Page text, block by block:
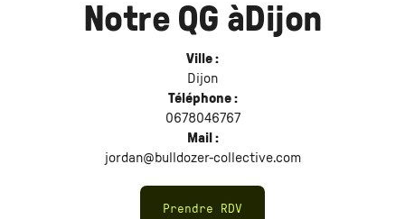
Notre QG à Dijon
Ville :
Dijon
Téléphone :
0678046767
Mail :
jordan@bulldozer-collective.com
Prendre RDV